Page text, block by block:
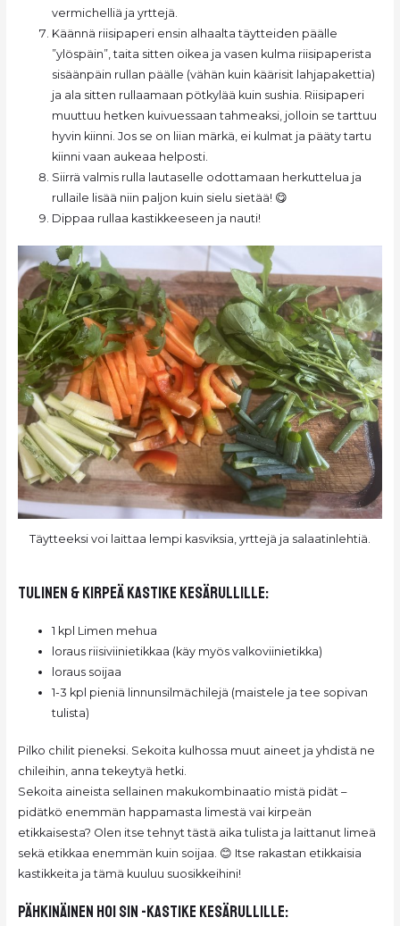
vermichelliä ja yrttejä.
Käännä riisipaperi ensin alhaalta täytteiden päälle
”ylöspäin”, taita sitten oikea ja vasen kulma riisipaperista
sisäänpäin rullan päälle (vähän kuin käärisit lahjapakettia)
ja ala sitten rullaamaan pötkylää kuin sushia. Riisipaperi
muuttuu hetken kuivuessaan tahmeaksi, jolloin se tarttuu
hyvin kiinni. Jos se on liian märkä, ei kulmat ja pääty tartu
kiinni vaan aukeaa helposti.
Siirrä valmis rulla lautaselle odottamaan herkuttelua ja
rullaile lisää niin paljon kuin sielu sietää! 😋
Dippaa rullaa kastikkeeseen ja nauti!
Täytteeksi voi laittaa lempi kasviksia, yrttejä ja salaatinlehtiä.
Tulinen & KIRPEÄ kastike kesärullille:
1 kpl Limen mehua
loraus riisiviinietikkaa (käy myös valkoviinietikka)
loraus soijaa
1-3 kpl pieniä linnunsilmächilejä (maistele ja tee sopivan
tulista)
Pilko chilit pieneksi. Sekoita kulhossa muut aineet ja yhdistä ne
chileihin, anna tekeytyä hetki.
Sekoita aineista sellainen makukombinaatio mistä pidät –
pidätkö enemmän happamasta limestä vai kirpeän
etikkaisesta? Olen itse tehnyt tästä aika tulista ja laittanut limeä
sekä etikkaa enemmän kuin soijaa. 😊 Itse rakastan etikkaisia
kastikkeita ja tämä kuuluu suosikkeihini!
Pähkinäinen Hoi Sin -kastike kesärullille: